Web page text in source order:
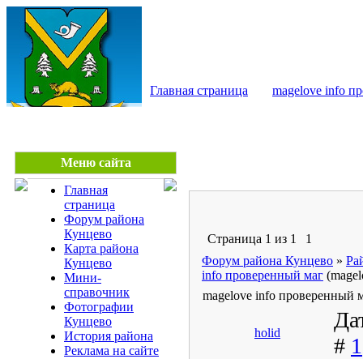
Главная страница magelove info
Меню сайта
Главная
страница
Форум района
Кунцево
Карта района
Кунцево
Мини-
справочник
Фотографии
Кунцево
История района
Реклама на сайте
Страница 1 из 1
1
Форум района Кунцево »
info проверенный маг
magelove info проверенный
holid
# 1